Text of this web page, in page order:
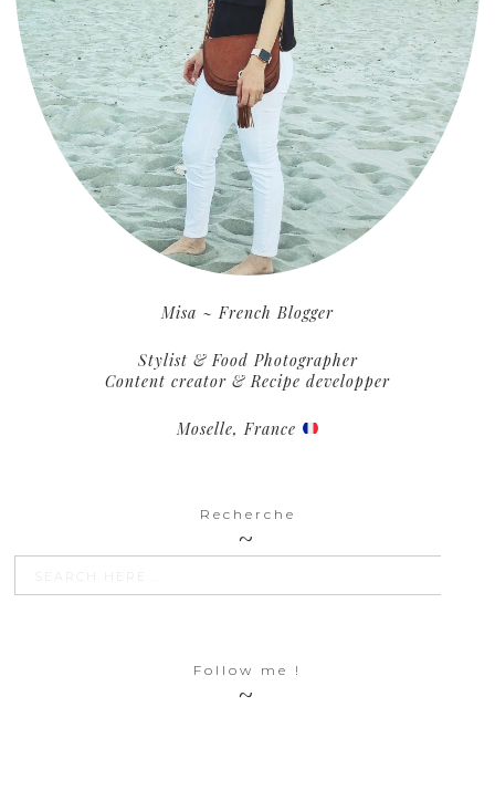
Misa ~ French Blogger
Stylist & Food Photographer
Content creator & Recipe developper
Moselle, France
Recherche
Search SEARCH
Follow me !